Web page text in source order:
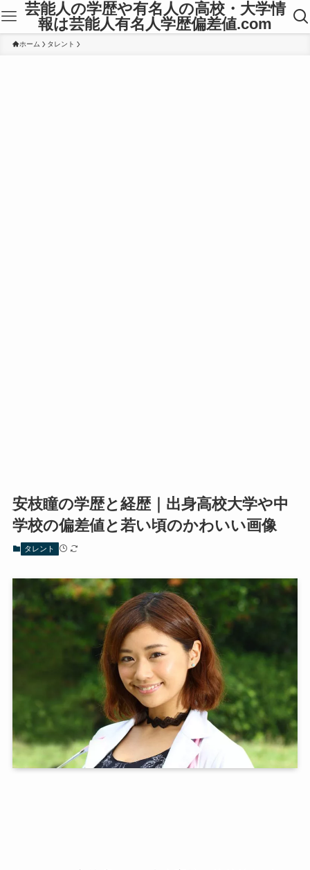
芸能人の学歴や有名人の高校・大学情
報は芸能人有名人学歴偏差値.com
ホーム タレント
安枝瞳の学歴と経歴｜出身高校大学や中
学校の偏差値と若い頃のかわいい画像
タレント